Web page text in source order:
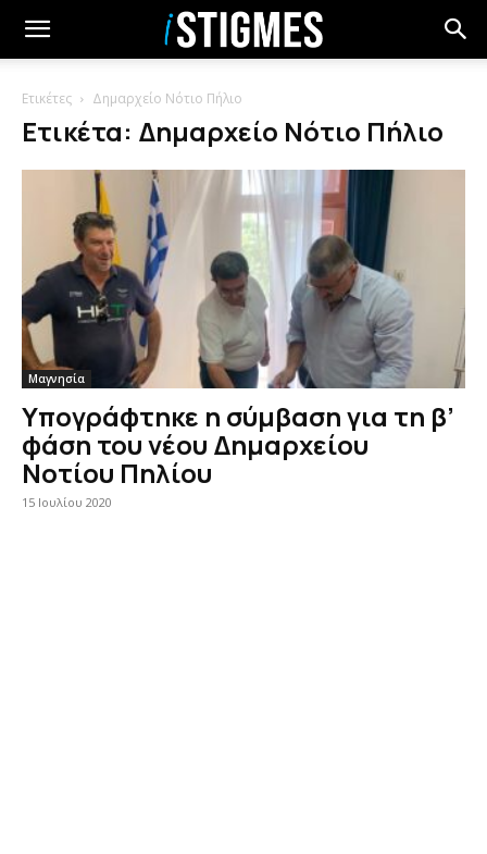
Ετικέτες Δημαρχείο Νότιο Πήλιο
Ετικέτα: Δημαρχείο Νότιο Πήλιο
Μαγνησία
Υπογράφτηκε η σύμβαση για τη β’
φάση του νέου Δημαρχείου
Νοτίου Πηλίου
15 Ιουλίου 2020